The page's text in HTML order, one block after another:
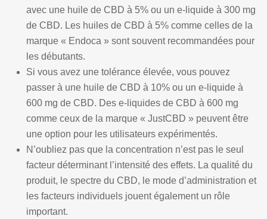
avec une huile de CBD à 5% ou un e-liquide à 300 mg
de CBD. Les huiles de CBD à 5% comme celles de la
marque « Endoca » sont souvent recommandées pour
les débutants.
Si vous avez une tolérance élevée, vous pouvez
passer à une huile de CBD à 10% ou un e-liquide à
600 mg de CBD. Des e-liquides de CBD à 600 mg
comme ceux de la marque « JustCBD » peuvent être
une option pour les utilisateurs expérimentés.
N’oubliez pas que la concentration n’est pas le seul
facteur déterminant l’intensité des effets. La qualité du
produit, le spectre du CBD, le mode d’administration et
les facteurs individuels jouent également un rôle
important.